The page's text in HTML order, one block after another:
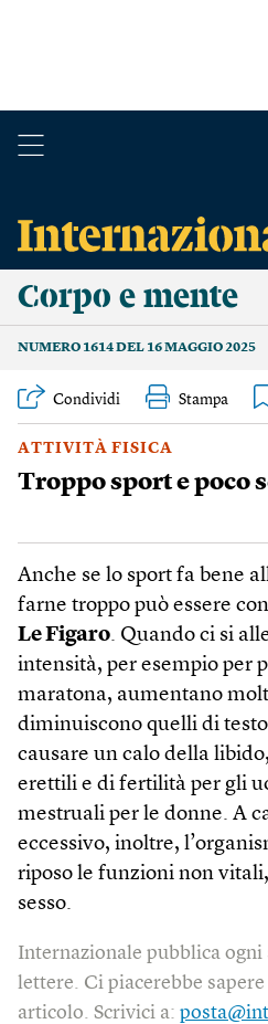
Corpo e mente
NUMERO 1614 DEL 16 MAGGIO 2025
Condividi Stampa
ATTIVITÀ FISICA
Troppo sport e poco
Anche se lo sport fa bene
farne troppo può essere
Le Figaro. Quando ci si
intensità, per esempio per
maratona, aumentano
diminuiscono quelli di
causare un calo della
erettili e di fertilità per gli
mestruali per le donne. A
eccessivo, inoltre,
riposo le funzioni non
sesso.
Internazionale pubblica
lettere. Ci piacerebbe
articolo. Scrivici a: